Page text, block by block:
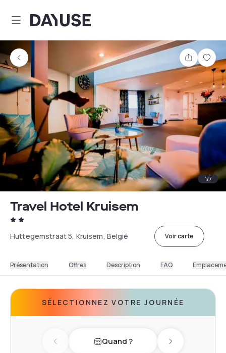
Dayuse
Partager
1/7
Travel Hotel Kruisem
Huttegemstraat 5, Kruisem, België Voir carte
Présentation Offres Description FAQ
SÉLECTIONNEZ VOTRE JOURNÉE
Previous dayQuand ? Next day